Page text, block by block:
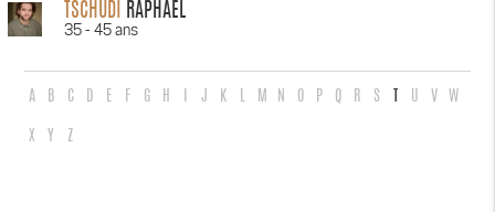
TSCHUDI RAPHAEL
35 - 45 ans
A B C E F G H J K M N P R S V W
X Y Z